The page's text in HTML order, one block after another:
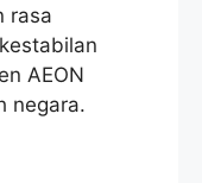
rasa
AEON
negara.